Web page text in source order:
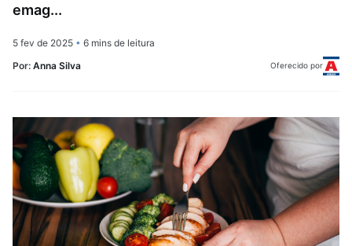
emag...
5 fev de 2025 • 6 mins de leitura
Por: Anna Silva Oferecido por